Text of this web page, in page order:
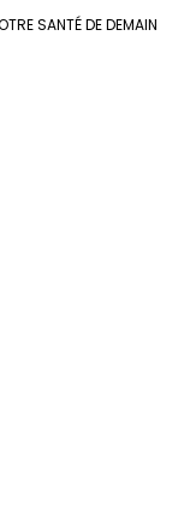
SANTÉ DE DEMAIN